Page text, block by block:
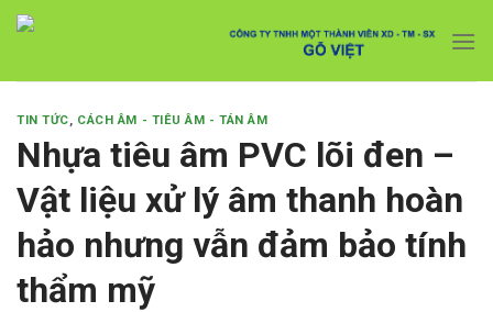
Skip
TIN TỨC, CÁCH ÂM - TIÊU ÂM - TÁN ÂM
Nhựa tiêu âm PVC lõi đen –
Vật liệu xử lý âm thanh hoàn
hảo nhưng vẫn đảm bảo tính
thẩm mỹ
Với đơn hàng số lượng lớn, Quý khách hàng vui
lòng liên hệ hotline 0916 099 169 để được hỗ trợ
Close